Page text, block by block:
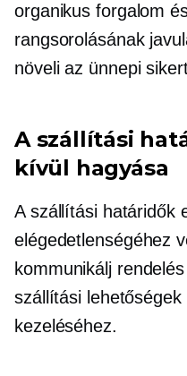
organikus forgalom
rangsorolásának
növeli az ünnepi
A szállítási
kívül hagyása
A szállítási határidők
elégedetlenségéhez
kommunikálj
szállítási
kezeléséhez.